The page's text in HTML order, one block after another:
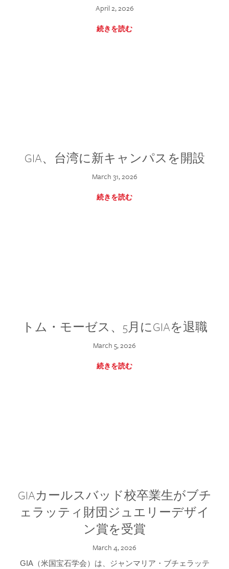
April 2, 2026
続きを読む
GIA、台湾に新キャンパスを開設
March 31, 2026
続きを読む
トム・モーゼス、5月にGIAを退職
March 5, 2026
続きを読む
GIAカールスバッド校卒業生がブチ
ェラッティ財団ジュエリーデザイ
ン賞を受賞
March 4, 2026
GIA（米国宝石学会）は、ジャンマリア・ブチェラッテ